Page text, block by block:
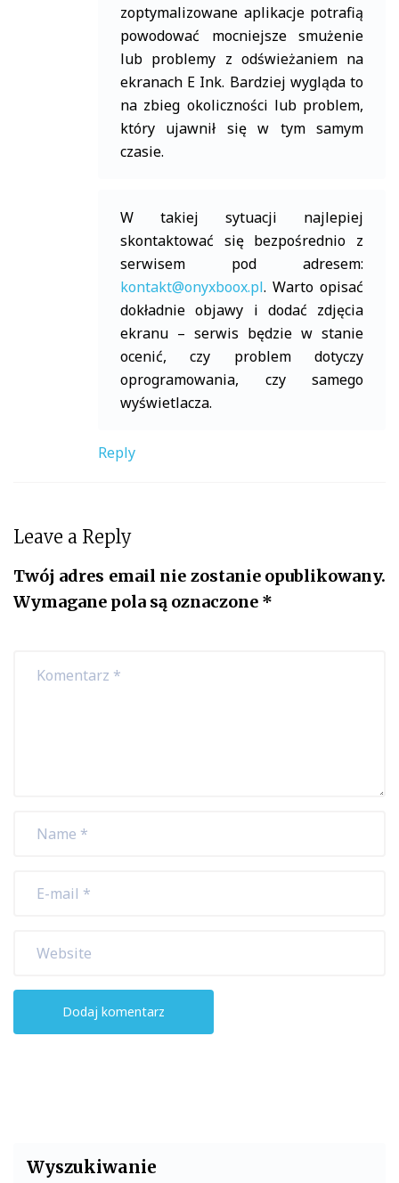
zoptymalizowane aplikacje potrafią
powodować mocniejsze smużenie
lub problemy z odświeżaniem na
ekranach E Ink. Bardziej wygląda to
na zbieg okoliczności lub problem,
który ujawnił się w tym samym
czasie.
W takiej sytuacji najlepiej
skontaktować się bezpośrednio z
serwisem pod adresem:
kontakt@onyxboox.pl. Warto opisać
dokładnie objawy i dodać zdjęcia
ekranu – serwis będzie w stanie
ocenić, czy problem dotyczy
oprogramowania, czy samego
wyświetlacza.
Reply
Leave a Reply
Twój adres email nie zostanie opublikowany.
Wymagane pola są oznaczone *
Wyszukiwanie